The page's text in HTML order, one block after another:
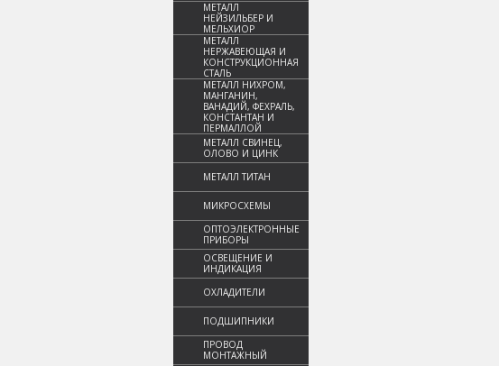
МЕТАЛЛ
НЕЙЗИЛЬБЕР И
МЕЛЬХИОР
МЕТАЛЛ
НЕРЖАВЕЮЩАЯ И
КОНСТРУКЦИОННАЯ
СТАЛЬ
МЕТАЛЛ НИХРОМ,
МАНГАНИН,
ВАНАДИЙ, ФЕХРАЛЬ,
КОНСТАНТАН И
ПЕРМАЛЛОЙ
МЕТАЛЛ СВИНЕЦ,
ОЛОВО И ЦИНК
МЕТАЛЛ ТИТАН
МИКРОСХЕМЫ
ОПТОЭЛЕКТРОННЫЕ
ПРИБОРЫ
ОСВЕЩЕНИЕ И
ИНДИКАЦИЯ
ОХЛАДИТЕЛИ
ПОДШИПНИКИ
ПРОВОД
МОНТАЖНЫЙ